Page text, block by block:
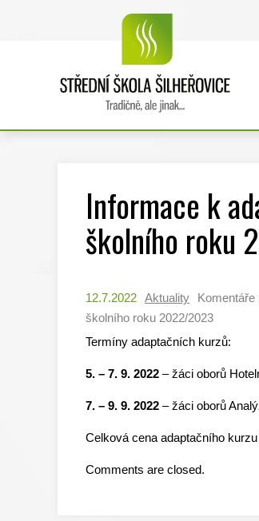
Informace k
školního roku
12.7.2022 Aktuality Komentáře
školního roku 2022/2023
Termíny adaptačních kurzů:
5. – 7. 9. 2022 – žáci oborů
7. – 9. 9. 2022 – žáci oborů
Celková cena adaptačního
Comments are closed.